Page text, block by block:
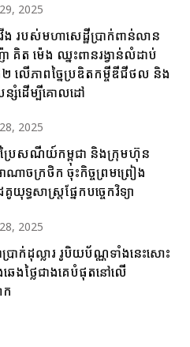
2025
វីង របស់មហាសេដ្ឋីប្រាក់ពាន់លាន
គិត ម៉េង ឈ្នះពានរង្វាន់លំដាប់
២ លើភាពច្នៃប្រឌិតកម្ចីឌីជីថល និង
ដើម្បីគោលដៅ
2025
ប្រៃសណីយ៍កម្ពុជា និងក្រុមហ៊ុន
ណាចក្រថិក ចុះកិច្ចព្រមព្រៀង
យុទ្ធសាស្ត្រផ្នែកបច្ចេកវិទ្យា
2025
រាក់ដុល្លារ រូបិយប័ណ្ណទាំងនេះសោះ
េងថ្លៃជាងគេបំផុតនៅលើ